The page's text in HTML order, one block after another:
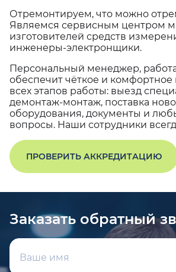
Отремонтируем, что можно
Являемся сервисным центром
изготовителей средств
инженеры-электронщики.
Персональный менеджер,
обеспечит чёткое и
всех этапов работы: выезд
демонтаж-монтаж, поставка
оборудования, документы и
вопросы. Наши сотрудники
ПРОВЕРИТЬ АККРЕДИТАЦИЮ
Заказать обратный